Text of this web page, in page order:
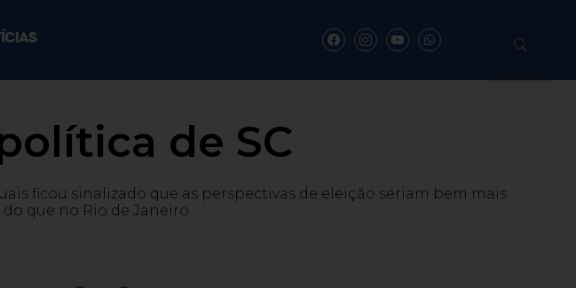
de SC
ficou sinalizado que as perspectivas de eleição seriam bem mais
que no Rio de Janeiro.